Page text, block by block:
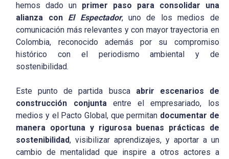
hemos dado un primer paso para consolidar una
alianza con El Espectador, uno de los medios de
comunicación más relevantes y con mayor trayectoria en
Colombia, reconocido además por su compromiso
histórico con el periodismo ambiental y de
sostenibilidad.
Este punto de partida busca abrir escenarios de
construcción conjuntaentre el empresariado, los
medios y el Pacto Global, que permitan documentar de
manera oportuna y rigurosa buenas prácticas de
sostenibilidad, visibilizar aprendizajes, y aportar a un
cambio de mentalidad que inspire a otros actores a